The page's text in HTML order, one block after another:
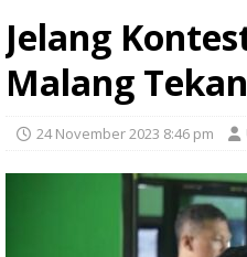
Jelang
Malang
24 November 2023 8:46 pm